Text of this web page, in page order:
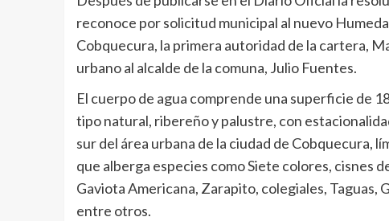
reconoce por solicitud municipal al nuevo
Cobquecura, la primera autoridad de la cartera,
urbano al alcalde de la comuna, Julio Fuentes.
El cuerpo de agua comprende una superficie de
tipo natural, ribereño y palustre, con
sur del área urbana de la ciudad de Cobquecura,
que alberga especies como Siete colores, cisnes
Gaviota Americana, Zarapito, colegiales, Taguas,
entre otros.